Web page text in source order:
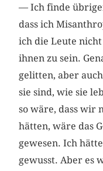
— Ich finde
dass ich
ich die Leute
ihnen zu sein.
gelitten, aber
sie sind, wie sie
so wäre, dass wir
hätten, wäre das
gewesen. Ich
gewusst. Aber es